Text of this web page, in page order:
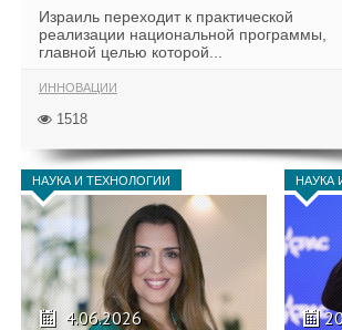
Израиль переходит к практической
реализации национальной программы,
главной целью которой...
ИННОВАЦИИ
1518
НАУКА И ТЕХНОЛОГИИ
4.06.2026
НАУКА